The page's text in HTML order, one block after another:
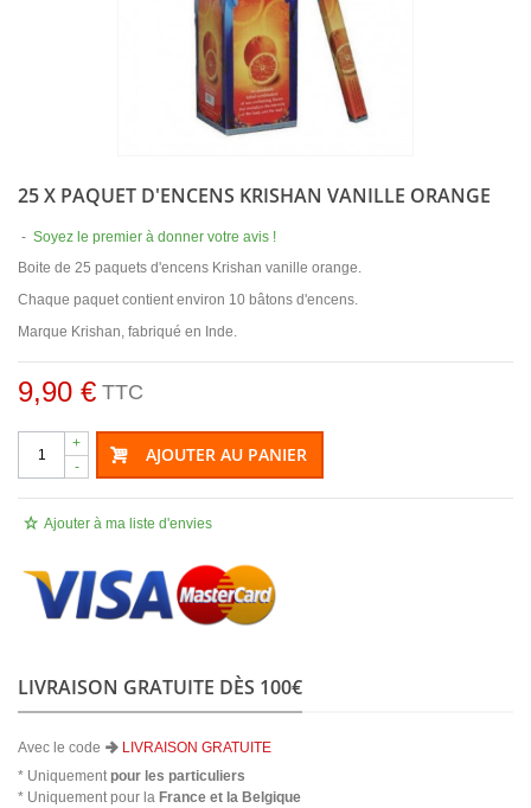
25 X PAQUET D'ENCENS KRISHAN VANILLE ORANGE
- Soyez le premier à donner votre avis !
Boite de 25 paquets d'encens Krishan vanille orange.
Chaque paquet contient environ 10 bâtons d'encens.
Marque Krishan, fabriqué en Inde.
9,90 € TTC
-
+ AJOUTER AU PANIER
Ajouter à ma liste d'envies
LIVRAISON GRATUITE DÈS 100€
Avec le code
LIVRAISON GRATUITE
* Uniquementpour les particuliers
* Uniquement pour la France et la Belgique